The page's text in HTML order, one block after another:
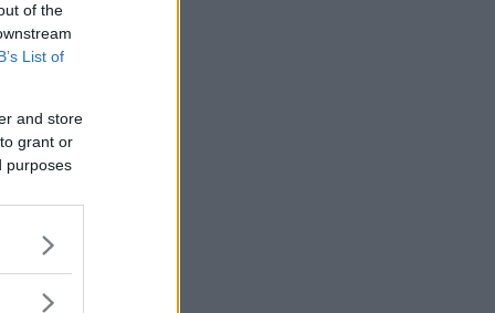
of the
List of
and store
grant or
purposes